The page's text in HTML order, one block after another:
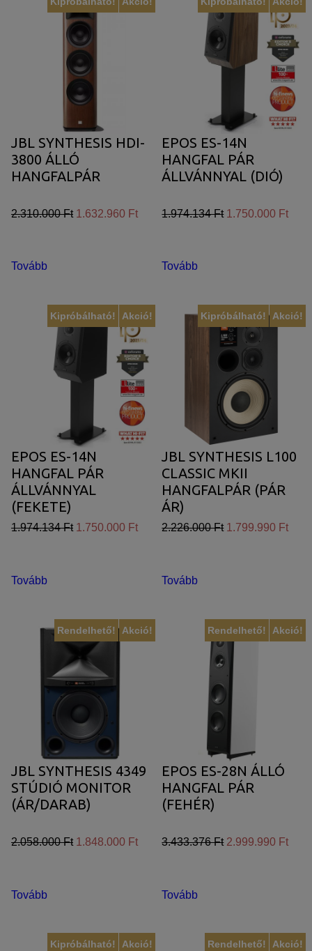
JBL SYNTHESIS HDI-
3800 ÁLLÓ
HANGFALPÁR
2.310.000 Ft 1.632.960 Ft
Tovább
EPOS ES-14N
HANGFAL PÁR
ÁLLVÁNNYAL (DIÓ)
1.974.134 Ft 1.750.000 Ft
Tovább
Akció!
Kipróbálható!
EPOS ES-14N
HANGFAL PÁR
ÁLLVÁNNYAL
(FEKETE)
1.974.134 Ft 1.750.000 Ft
Tovább
Akció!
Kipróbálható!
JBL SYNTHESIS L100
CLASSIC MKII
HANGFALPÁR (PÁR
ÁR)
2.226.000 Ft 1.799.990 Ft
Tovább
Akció!
Rendelhető!
JBL SYNTHESIS 4349
STÚDIÓ MONITOR
(ÁR/DARAB)
2.058.000 Ft 1.848.000 Ft
Tovább
Akció!
Rendelhető!
EPOS ES-28N ÁLLÓ
HANGFAL PÁR
(FEHÉR)
3.433.376 Ft 2.999.990 Ft
Tovább
Akció!
Kipróbálható! Akció!
Rendelhető!